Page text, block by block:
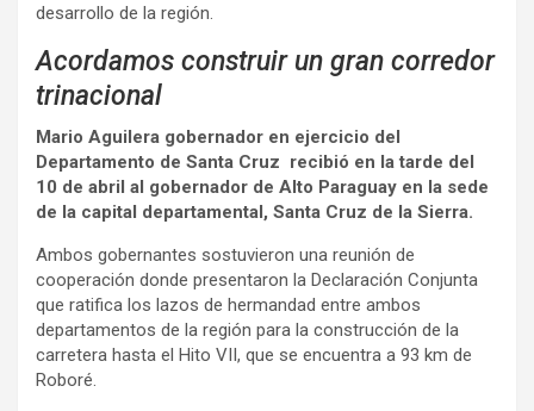
desarrollo de la región.
Acordamos construir un gran corredor
trinacional
Mario Aguilera gobernador en ejercicio del
Departamento de Santa Cruz recibió en la tarde del
10 de abril al gobernador de Alto Paraguay en la sede
de la capital departamental, Santa Cruz de la Sierra.
Ambos gobernantes sostuvieron una reunión de
cooperación donde presentaron la Declaración Conjunta
que ratifica los lazos de hermandad entre ambos
departamentos de la región para la construcción de la
carretera hasta el Hito VII, que se encuentra a 93 km de
Roboré.